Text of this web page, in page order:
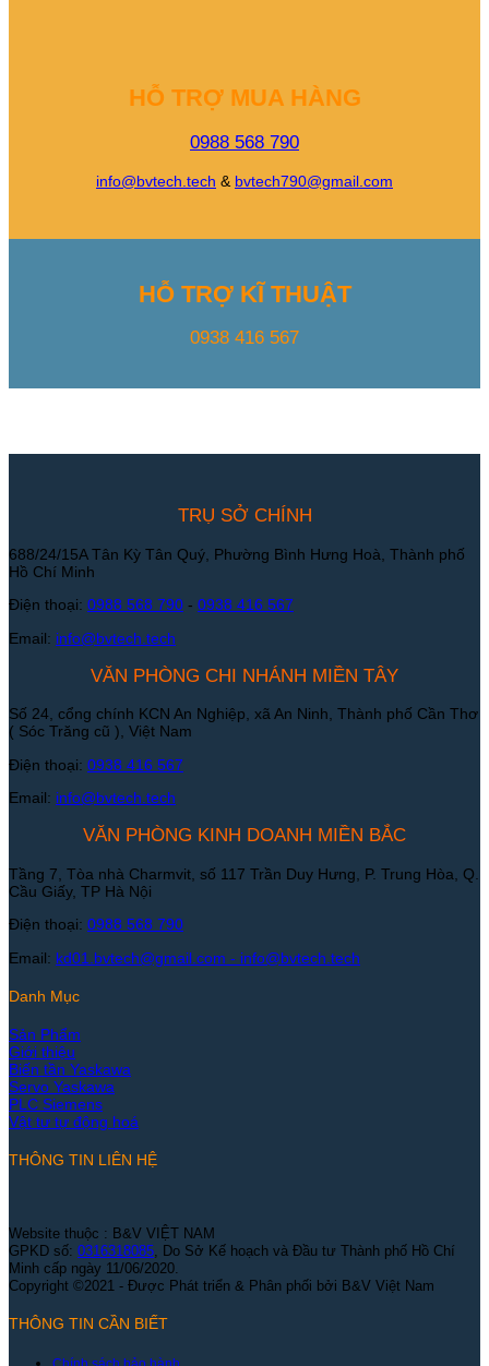
HỖ TRỢ MUA HÀNG
0988 568 790
info@bvtech.tech & bvtech790@gmail.com
HỖ TRỢ KĨ THUẬT
0938 416 567
TRỤ SỞ CHÍNH
688/24/15A Tân Kỳ Tân Quý, Phường Bình Hưng Hoà, Thành phố
Hồ Chí Minh
Điện thoại: 0988 568 790 - 0938 416 567
Email: info@bvtech.tech
VĂN PHÒNG CHI NHÁNH MIỀN TÂY
Số 24, cổng chính KCN An Nghiệp, xã An Ninh, Thành phố Cần Thơ
( Sóc Trăng cũ ), Việt Nam
Điện thoại: 0938 416 567
Email: info@bvtech.tech
VĂN PHÒNG KINH DOANH MIỀN BẮC
Tầng 7, Tòa nhà Charmvit, số 117 Trần Duy Hưng, P. Trung Hòa, Q.
Cầu Giấy, TP Hà Nội
Điện thoại: 0988 568 790
Email: kd01.bvtech@gmail.com - info@bvtech.tech
Danh Mục
Sản Phẩm
Giới thiệu
Biến tần Yaskawa
Servo Yaskawa
PLC Siemens
Vật tư tự động hoá
THÔNG TIN LIÊN HỆ
Website thuộc : B&V VIỆT NAM
GPKD số: 0316318085, Do Sở Kế hoạch và Đầu tư Thành phố Hồ Chí
Minh cấp ngày 11/06/2020.
Copyright ©2021 - Được Phát triển & Phân phối bởi B&V Việt Nam
THÔNG TIN CẦN BIẾT